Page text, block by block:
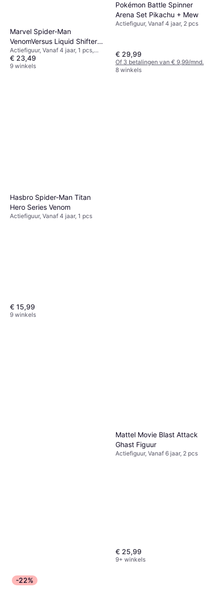
Marvel Spider-Man
VenomVersus Liquid Shifter
Actiefiguur met Accessoires
11 Inch Schaal Superhelden
Speelgoed
Actiefiguur, Vanaf 4 jaar, 1 pcs,
Thema: Superheld
€ 23,49
9 winkels
Pokémon Battle Spinner
Arena Set Pikachu + Mew
Actiefiguur, Vanaf 4 jaar, 2 pcs
€ 29,99
Of 3 betalingen van € 9,99/mnd.
8 winkels
Hasbro Spider-Man Titan
Hero Series Venom
Actiefiguur, Vanaf 4 jaar, 1 pcs
€ 15,99
9 winkels
Mattel Movie Blast Attack
Ghast Figuur
Actiefiguur, Vanaf 6 jaar, 2 pcs
€ 25,99
9+ winkels
-22%